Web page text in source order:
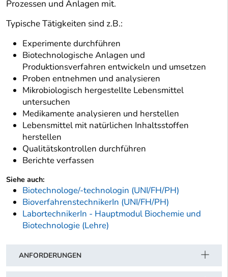
Prozessen und Anlagen mit.
Typische Tätigkeiten sind z.B.:
Experimente durchführen
Biotechnologische Anlagen und
Produktionsverfahren entwickeln und umsetzen
Proben entnehmen und analysieren
Mikrobiologisch hergestellte Lebensmittel
untersuchen
Medikamente analysieren und herstellen
Lebensmittel mit natürlichen Inhaltsstoffen
herstellen
Qualitätskontrollen durchführen
Berichte verfassen
Siehe auch:
Biotechnologe/-technologin (UNI/FH/PH)
BioverfahrenstechnikerIn (UNI/FH/PH)
LabortechnikerIn - Hauptmodul Biochemie und
Biotechnologie (Lehre)
ANFORDERUNGEN